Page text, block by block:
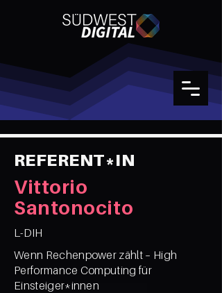
REFERENT*IN
Vittorio
Santonocito
L-DIH
Wenn Rechenpower zählt – High
Performance Computing für
Einsteiger*innen